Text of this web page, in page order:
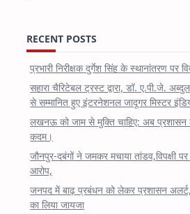
RECENT POSTS
प्रभारी निरीक्षक दुर्गेश सिंह के स्थानांतरण पर
सहारा चैरिटेबल ट्रस्ट द्वारा, डॉ. ए.पी.जे.
से सम्मानित हुए इंटरनेशनल जादूगर मिस्टर
लखनऊ को जाम से मुक्ति चाहिए: अब प्रशासन
कदम।
जौनपुर-दबंगों ने जमकर मचाया तांडव,विपक्षी
आरोप,
जनपद में बाढ़ प्रबंधन को लेकर प्रशासन अलर्ट,
का लिया जायजा